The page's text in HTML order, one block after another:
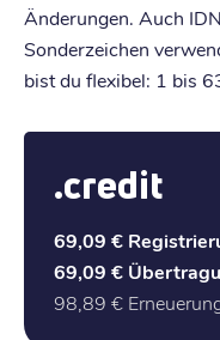
Änderungen. Auch
Sonderzeichen
bist du flexibel: 1 bis
.credit
69,09 €
69,09 €
98,89 €